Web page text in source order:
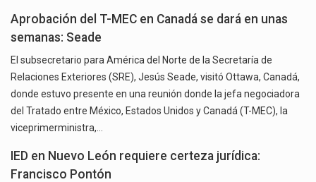
Aprobación del T-MEC en Canadá se dará en unas
semanas: Seade
El subsecretario para América del Norte de la Secretaría de
Relaciones Exteriores (SRE), Jesús Seade, visitó Ottawa, Canadá,
donde estuvo presente en una reunión donde la jefa negociadora
del Tratado entre México, Estados Unidos y Canadá (T-MEC), la
viceprimerministra,…
IED en Nuevo León requiere certeza jurídica:
Francisco Pontón